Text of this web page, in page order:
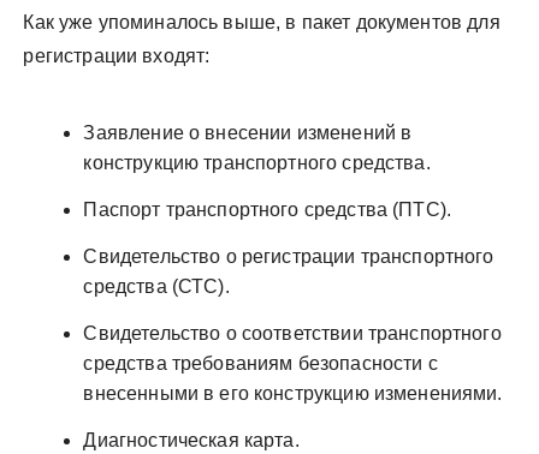
Как уже упоминалось выше, в пакет документов для
регистрации входят:
Заявление о внесении изменений в
конструкцию транспортного средства.
Паспорт транспортного средства (ПТС).
Свидетельство о регистрации транспортного
средства (СТС).
Свидетельство о соответствии транспортного
средства требованиям безопасности с
внесенными в его конструкцию изменениями.
Диагностическая карта.